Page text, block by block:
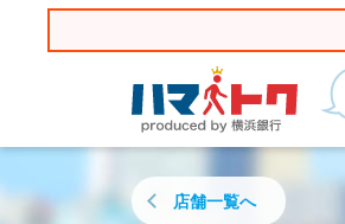
店舗一覧へ